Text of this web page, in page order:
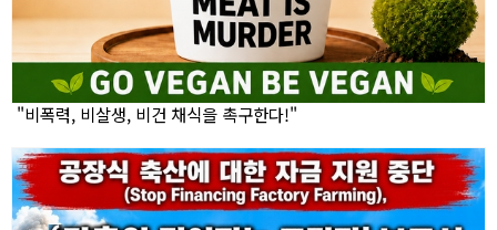
"비폭력, 비살생, 비건 채식을 촉구한다!"